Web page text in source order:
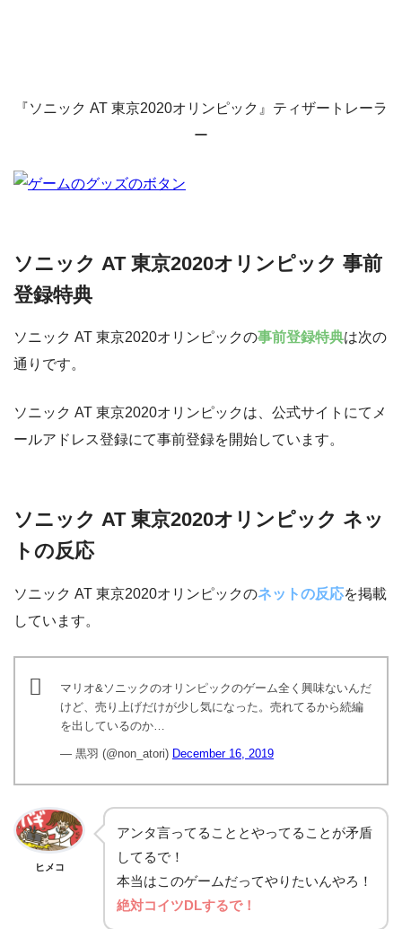
『ソニック AT 東京2020オリンピック』ティザートレーラ
ー
ソニック AT 東京2020オリンピック 事前
登録特典
ソニック AT 東京2020オリンピックの事前登録特典は次の
通りです。
ソニック AT 東京2020オリンピックは、公式サイトにてメ
ールアドレス登録にて事前登録を開始しています。
ソニック AT 東京2020オリンピック ネッ
トの反応
ソニック AT 東京2020オリンピックのネットの反応を掲載
しています。
マリオ&ソニックのオリンピックのゲーム全く興味ないんだ
けど、売り上げだけが少し気になった。売れてるから続編
を出しているのか…
— 黒羽 (@non_atori) December 16, 2019
ヒメコ
アンタ言ってることとやってることが矛盾
してるで！
本当はこのゲームだってやりたいんやろ！
絶対コイツDLするで！